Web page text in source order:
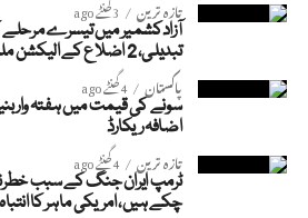
تازہ ترین 3 گھنٹے ago
آزادکشمیر میں تیسرے مرحلے
تبدیلی، 2 اضلاع کے الیکشن ملتوی
پاکستان 4 گھنٹے ago
اضافہ ریکارڈ
تازہ ترین 4 گھنٹے ago
ٹرمپ ایران جنگ کے سبب
چکے ہیں، امریکی ماہر کا انتباہ